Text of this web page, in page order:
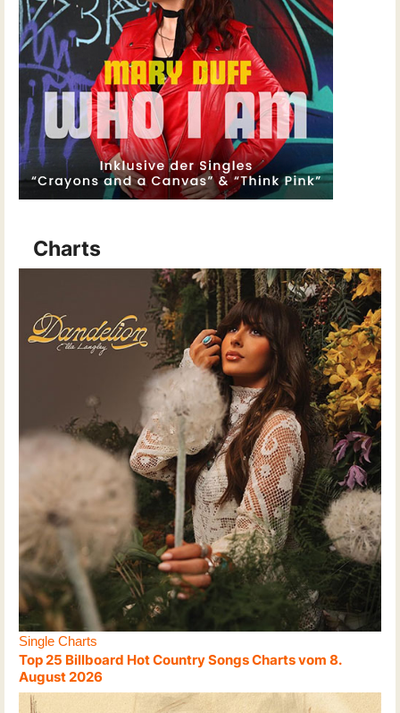
Charts
Single Charts
Top 25 Billboard Hot Country Songs Charts vom 8.
August 2026